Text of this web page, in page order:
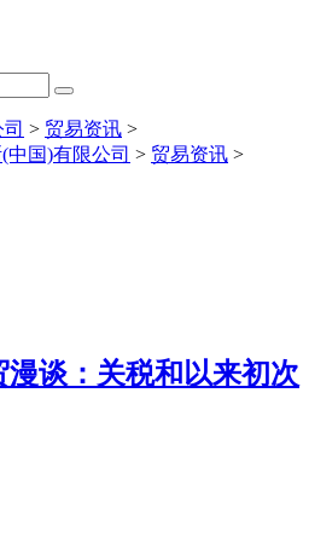
> 贸易资讯 >
中国)有限公司 > 贸易资讯 >
谈：关税和以来初次